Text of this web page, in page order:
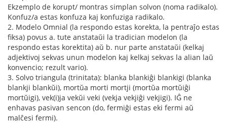
Ekzemplo de korupt/ montras simplan solvon (noma radikalo).
Konfuz/a estas konfuza kaj konfuziga radikalo.
2. Modelo Omnial (la respondo estas korekta, la pentraĵo estas
fiksa) povus a. tute anstataŭi la tradician modelon (la
respondo estas korektita) aŭ b. nur parte anstataŭi (kelkaj
adjektivoj sekvas unun modelon kaj kelkaj sekvas la alian laŭ
konvencio; rezult vario).
3. Solvo triangula (trinitata): blanka blankiĝi blankigi (blanka
blankji blankŭi), mortŭa morti mortji (mortŭa mortŭiĝi
mortŭigi), vek(i)ja vekŭi veki (vekja vekjiĝi vekjigi). IĜ ne
enhavas pasivan sencon (do, fermiĝi estas eki fermi aŭ
malĉesi fermi).